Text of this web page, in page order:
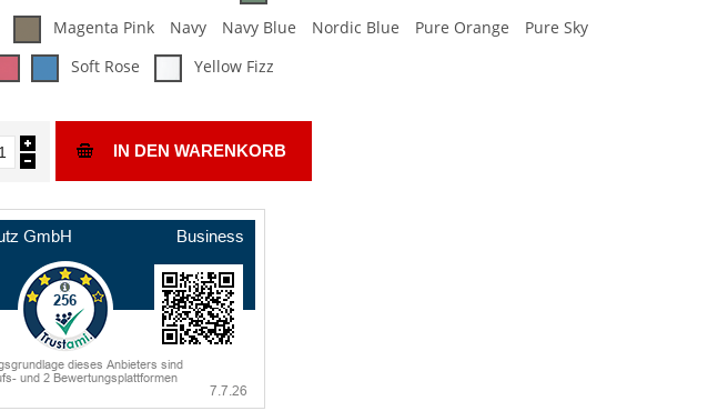
Magenta Pink Navy Navy Blue Nordic Blue Pure Orange
Pure Sky
Soft Rose Yellow Fizz
IN DEN WARENKORB